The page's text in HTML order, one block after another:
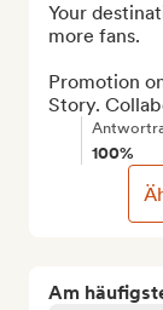
Am
Your
more fans.
Promotion
Story.
100%